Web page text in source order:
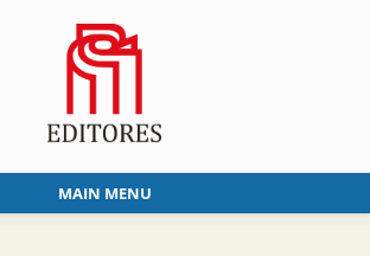
MAIN MENU